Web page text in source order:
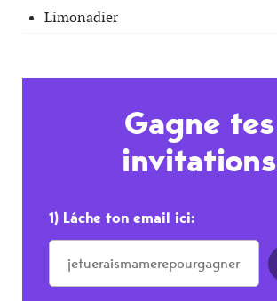
Limonadier
Gagne tes
invitations
1) Lâche ton email ici: